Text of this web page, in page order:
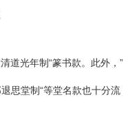
道光年制“篆书款。此外，”
思堂制“等堂名款也十分流